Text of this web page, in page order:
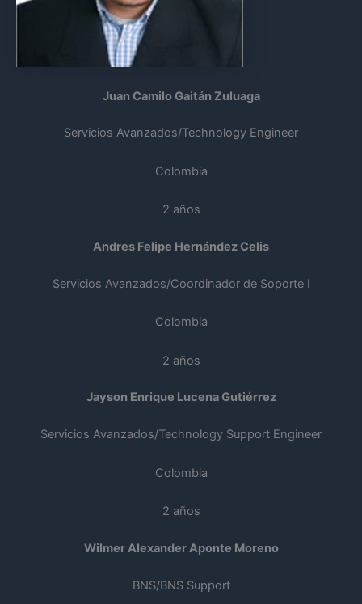
Juan Camilo Gaitán Zuluaga
Servicios Avanzados/Technology Engineer
Colombia
2 años
Andres Felipe Hernández Celis
Servicios Avanzados/Coordinador de Soporte I
Colombia
2 años
Jayson Enrique Lucena Gutiérrez
Servicios Avanzados/Technology Support Engineer
Colombia
2 años
Wilmer Alexander Aponte Moreno
BNS/BNS Support